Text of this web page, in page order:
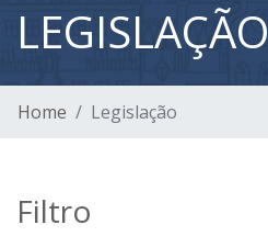
LEGISLAÇÃO
Home Legislação
Filtro